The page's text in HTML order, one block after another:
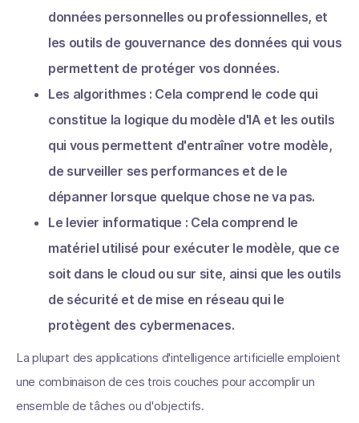
données personnelles ou professionnelles, et
les outils de gouvernance des données qui vous
permettent de protéger vos données.
Les algorithmes : Cela comprend le code qui
constitue la logique du modèle d'IA et les outils
qui vous permettent d'entraîner votre modèle,
de surveiller ses performances et de le
dépanner lorsque quelque chose ne va pas.
Le levier informatique : Cela comprend le
matériel utilisé pour exécuter le modèle, que ce
soit dans le cloud ou sur site, ainsi que les outils
de sécurité et de mise en réseau qui le
protègent des cybermenaces.
La plupart des applications d'intelligence artificielle emploient
une combinaison de ces trois couches pour accomplir un
ensemble de tâches ou d'objectifs.